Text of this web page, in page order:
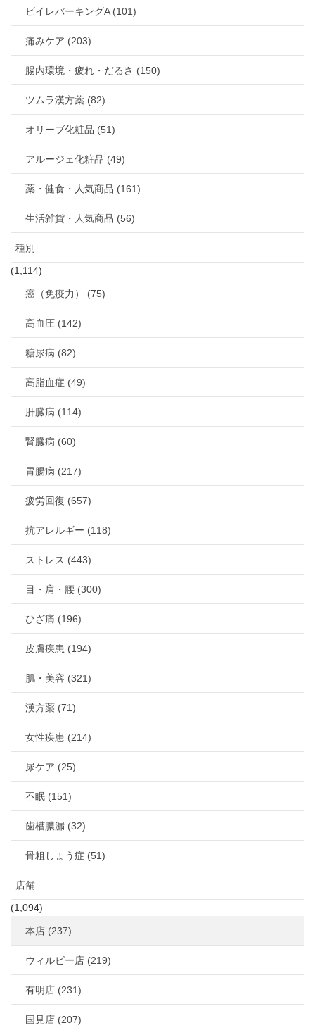
ビイレバーキングA (101)
痛みケア (203)
腸内環境・疲れ・だるさ (150)
ツムラ漢方薬 (82)
オリーブ化粧品 (51)
アルージェ化粧品 (49)
薬・健食・人気商品 (161)
生活雑貨・人気商品 (56)
種別
(1,114)
癌（免疫力） (75)
高血圧 (142)
糖尿病 (82)
高脂血症 (49)
肝臓病 (114)
腎臓病 (60)
胃腸病 (217)
疲労回復 (657)
抗アレルギー (118)
ストレス (443)
目・肩・腰 (300)
ひざ痛 (196)
皮膚疾患 (194)
肌・美容 (321)
漢方薬 (71)
女性疾患 (214)
尿ケア (25)
不眠 (151)
歯槽膿漏 (32)
骨粗しょう症 (51)
店舗
(1,094)
本店 (237)
ウィルビー店 (219)
有明店 (231)
国見店 (207)